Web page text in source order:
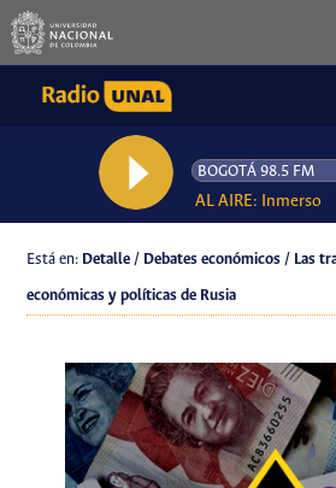
AL AIRE: Inmerso
Está en: Detalle / Debates económicos / Las
económicas y políticas de Rusia